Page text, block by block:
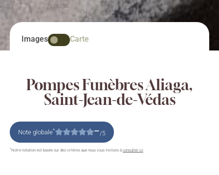
Images Carte
Pompes Funèbres Aliaga,
Saint-Jean-de-Védas
Note globale* –/5
*Notre notation est basée sur des critères que nous vous invitons à consulter ici